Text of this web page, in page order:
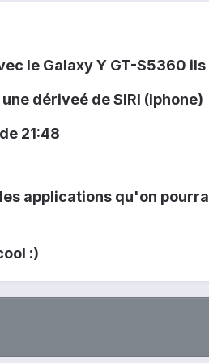
le Galaxy Y GT-S5360 ils
dériveé de SIRI (Iphone)
21:48
applications qu'on
:)